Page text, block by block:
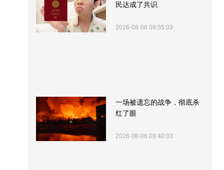
民达成了共识
2026-08-06 09:55:03
一场被遗忘的战争，彻底杀
红了眼
2026-08-06 09:40:03